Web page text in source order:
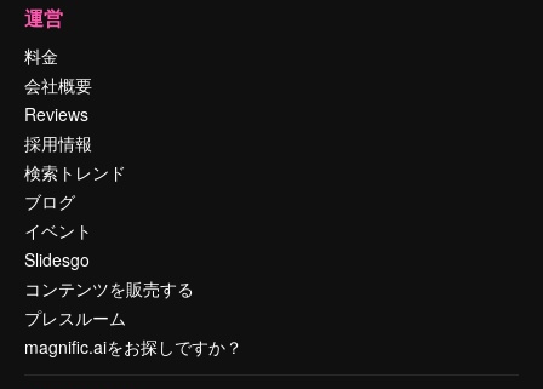
運営
料金
会社概要
Reviews
採用情報
検索トレンド
ブログ
イベント
Slidesgo
コンテンツを販売する
プレスルーム
magnific.aiをお探しですか？